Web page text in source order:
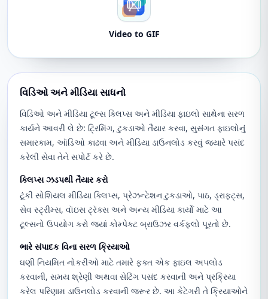
Video to GIF
વિડિઓ અને મીડિયા સાધનો
વિડિઓ અને મીડિયા ટૂલ્સ ક્લિપ્સ અને મીડિયા ફાઇલો સાથેના સરળ
કાર્યને આવરી લે છે: ટ્રિમિંગ, ટુકડાઓ તૈયાર કરવા, સુસંગત ફાઇલોનું
સમારકામ, ઑડિઓ કાઢવા અને મીડિયા ડાઉનલોડ કરવું જ્યારે પસંદ
કરેલી સેવા તેને સપોર્ટ કરે છે.
ક્લિપ્સ ઝડપથી તૈયાર કરો
ટૂંકી સોશિયલ મીડિયા ક્લિપ્સ, પ્રેઝન્ટેશન ટુકડાઓ, પાઠ, ડ્રાફ્ટ્સ,
સેવ સ્ટ્રીમ્સ, વૉઇસ ટ્રૅક્સ અને અન્ય મીડિયા કાર્યો માટે આ
ટૂલ્સનો ઉપયોગ કરો જ્યાં કોમ્પેક્ટ બ્રાઉઝર વર્કફ્લો પૂરતો છે.
ભારે સંપાદક વિના સરળ ક્રિયાઓ
ઘણી નિયમિત નોકરીઓ માટે તમારે ફક્ત એક ફાઇલ અપલોડ
કરવાની, સમય શ્રેણી અથવા સેટિંગ પસંદ કરવાની અને પ્રક્રિયા
કરેલ પરિણામ ડાઉનલોડ કરવાની જરૂર છે. આ કેટેગરી તે ક્રિયાઓને